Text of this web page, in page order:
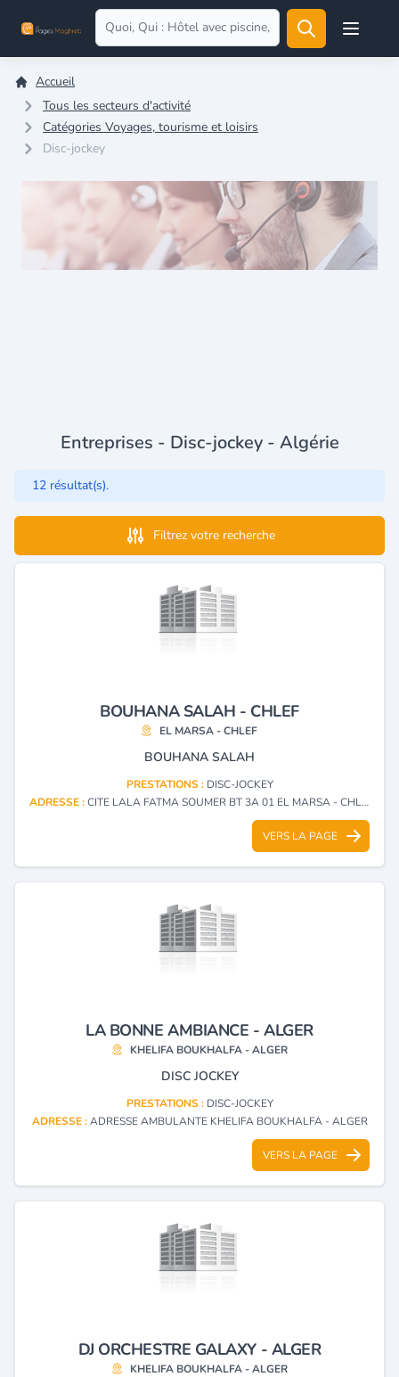
Open
Accueil
Tous les secteurs d'activité
Catégories Voyages, tourisme et loisirs
Disc-jockey
Entreprises - Disc-jockey - Algérie
12 résultat(s).
Filtrez votre recherche
BOUHANA SALAH - CHLEF
EL MARSA - CHLEF
BOUHANA SALAH
PRESTATIONS : DISC-JOCKEY
ADRESSE :CITE LALA FATMA SOUMER BT 3A 01 EL MARSA - CHLEF
VERS LA PAGE
LA BONNE AMBIANCE - ALGER
KHELIFA BOUKHALFA - ALGER
DISC JOCKEY
PRESTATIONS : DISC-JOCKEY
ADRESSE :ADRESSE AMBULANTE KHELIFA BOUKHALFA - ALGER
VERS LA PAGE
DJ ORCHESTRE GALAXY - ALGER
KHELIFA BOUKHALFA - ALGER